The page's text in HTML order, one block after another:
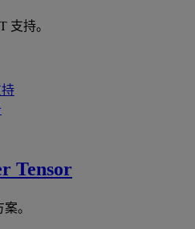
支持。
Tensor
。